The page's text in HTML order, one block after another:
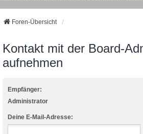
Foren-Übersicht
Kontakt mit der Board-
aufnehmen
Empfänger:
Administrator
Deine E-Mail-Adresse: